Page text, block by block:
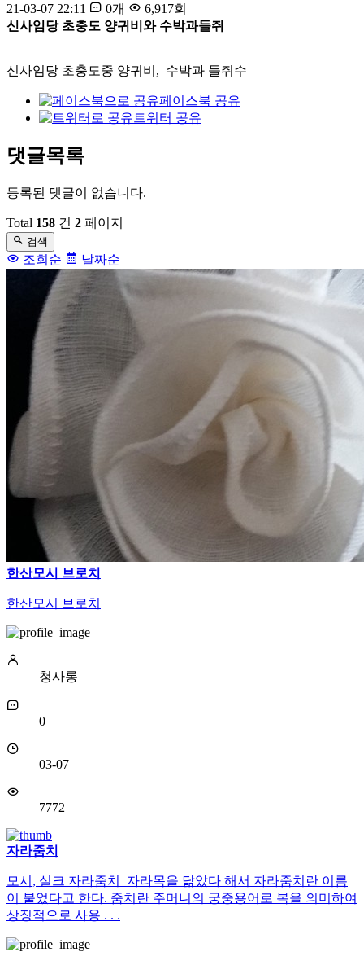
21-03-07 22:11
0개
6,917회
신사임당 초충도 양귀비와 수박과들쥐
신사임당 초충도중 양귀비, 수박과 들쥐수
페이스북 공유
트위터 공유
댓글목록
등록된 댓글이 없습니다.
Total 158 건 2 페이지
검색
조회순 날짜순
한산모시 브로치
한산모시 브로치
청사롱
0
03-07
7772
자라줌치
모시, 실크 자라줌치 자라목을 닮았다 해서 자라줌치란 이름
이 붙었다고 한다. 줌치란 주머니의 궁중용어로 복을 의미하여
상징적으로 사용 . . .